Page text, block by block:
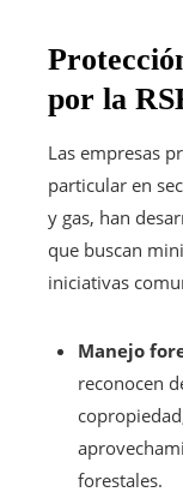
por la
Las empresas
particular en
y gas, han
que buscan
iniciativas
Manejo
reconocen
forestales.